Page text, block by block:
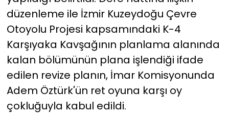
düzenleme ile İzmir Kuzeydoğu Çevre
Otoyolu Projesi kapsamındaki K-4
Karşıyaka Kavşağının planlama alanında
kalan bölümünün plana işlendiği ifade
edilen revize planın, İmar Komisyonunda
Adem Öztürk'ün ret oyuna karşı oy
çokluğuyla kabul edildi.